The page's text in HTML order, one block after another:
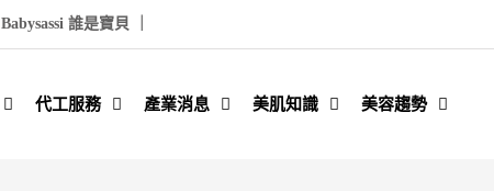
Babysassi 誰是寶貝 ｜
代工服務 產業消息 美肌知識 美容趨勢